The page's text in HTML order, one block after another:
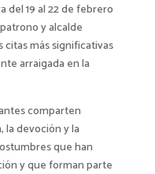
del 19 al 22 de febrero
y alcalde
más significativas
arraigada en la
comparten
la devoción y la
que han
y que forman parte